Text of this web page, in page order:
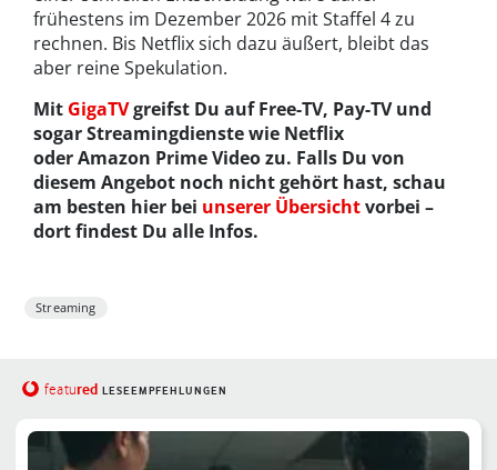
frühestens im Dezember 2026 mit Staffel 4 zu
rechnen. Bis Netflix sich dazu äußert, bleibt das
aber reine Spekulation.
Mit GigaTVgreifst Du auf Free-TV, Pay-TV und
sogar Streamingdienste wie Netflix
oder Amazon Prime Video zu. Falls Du von
diesem Angebot noch nicht gehört hast, schau
am besten hier bei unserer Übersichtvorbei –
dort findest Du alle Infos.
Streaming
featured LESEEMPFEHLUNGEN